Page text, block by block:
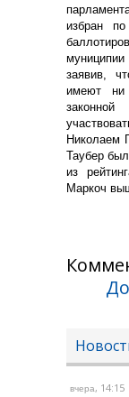
избран
муниципии
заявив,
имеют ни
Николаем
Таубер
из
Маркоч
вчера, 14:15